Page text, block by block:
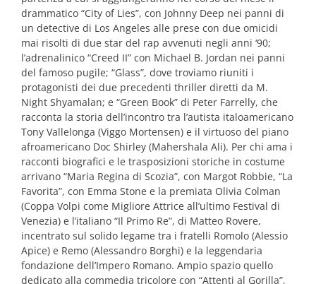
drammatico “City of Lies”, con Johnny Deep nei panni di
un detective di Los Angeles alle prese con due omicidi
mai risolti di due star del rap avvenuti negli anni ‘90;
l’adrenalinico “Creed II” con Michael B. Jordan nei panni
del famoso pugile; “Glass”, dove troviamo riuniti i
protagonisti dei due precedenti thriller diretti da M.
Night Shyamalan; e “Green Book” di Peter Farrelly, che
racconta la storia dell’incontro tra l’autista italoamericano
Tony Vallelonga (Viggo Mortensen) e il virtuoso del piano
afroamericano Doc Shirley (Mahershala Ali). Per chi ama i
racconti biografici e le trasposizioni storiche in costume
arrivano “Maria Regina di Scozia”, con Margot Robbie, “La
Favorita”, con Emma Stone e la premiata Olivia Colman
(Coppa Volpi come Migliore Attrice all’ultimo Festival di
Venezia) e l’italiano “Il Primo Re”, di Matteo Rovere,
incentrato sul solido legame tra i fratelli Romolo (Alessio
Apice) e Remo (Alessandro Borghi) e la leggendaria
fondazione dell’Impero Romano. Ampio spazio quello
dedicato alla commedia tricolore con “Attenti al Gorilla”,